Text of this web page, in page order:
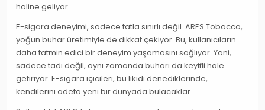
haline geliyor.
E-sigara deneyimi, sadece tatla sınırlı değil. ARES Tobacco,
yoğun buhar üretimiyle de dikkat çekiyor. Bu, kullanıcıların
daha tatmin edici bir deneyim yaşamasını sağlıyor. Yani,
sadece tadı değil, aynı zamanda buharı da keyifli hale
getiriyor. E-sigara içicileri, bu likidi denediklerinde,
kendilerini adeta yeni bir dünyada bulacaklar.